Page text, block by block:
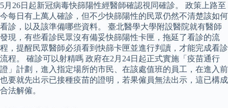
5月26日起新冠病毒快篩陽性經醫師確認視同確診。 政策上路至
今每日有上萬人確診，但不少快篩陽性的民眾仍然不清楚該如何
看診，以及該準備哪些資料。 臺北醫學大學附設醫院就有醫師
發現，有些看診民眾沒有備妥快篩陽性卡匣，拖延了看診的流
程，提醒民眾醫師必須看到快篩卡匣並進行判讀，才能完成看診
流程。 確診可以射精嗎 政府在2月24日起正式實施「疫苗通行
證」計劃，進入指定場所的市民、在該處值班的員工，在進入前
也要就先出示已接種疫苗的證明，若果僱員無法出示，這已構成
合法解僱。